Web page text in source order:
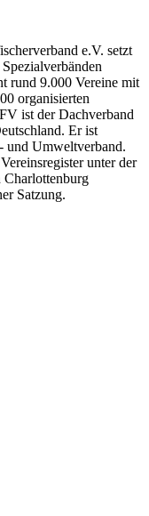
e.V. setzt
rund 9.000 Vereine mit
organisierten
ist der Dachverband
Er ist
und Umweltverband.
unter der
Satzung.